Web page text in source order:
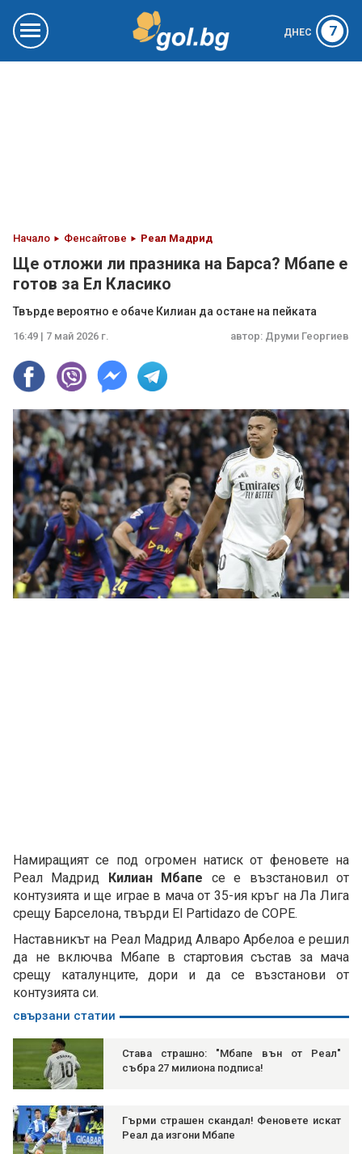
ДНЕС 7
Начало Фенсайтове Реал Мадрид
Ще отложи ли празника на Барса? Мбапе е
готов за Ел Класико
Твърде вероятно е обаче Килиан да остане на пейката
16:49 | 7 май 2026 г. автор: Друми Георгиев
Намиращият се под огромен натиск от феновете на
Реал Мадрид Килиан Мбапе се е възстановил от
контузията и ще играе в мача от 35-ия кръг на Ла Лига
срещу Барселона, твърди El Partidazo de COPE.
Наставникът на Реал Мадрид Алваро Арбелоа е решил
да не включва Мбапе в стартовия състав за мача
срещу каталунците, дори и да се възстанови от
контузията си.
свързани статии
Става страшно: "Мбапе вън от Реал"
събра 27 милиона подписа!
Гърми страшен скандал! Феновете искат
Реал да изгони Мбапе